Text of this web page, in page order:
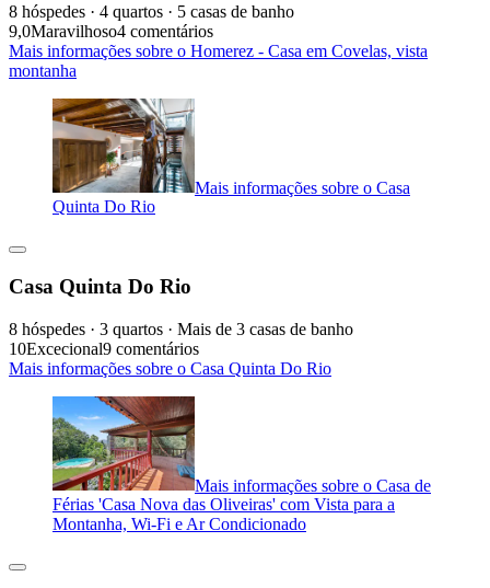
8 hóspedes · 4 quartos · 5 casas de banho
9,0Maravilhoso4 comentários
Mais informações sobre o Homerez - Casa em Covelas, vista
montanha
Mais informações sobre o Casa
Quinta Do Rio
Casa Quinta Do Rio
8 hóspedes · 3 quartos · Mais de 3 casas de banho
10Excecional9 comentários
Mais informações sobre o Casa Quinta Do Rio
Mais informações sobre o Casa de
Férias 'Casa Nova das Oliveiras' com Vista para a
Montanha, Wi-Fi e Ar Condicionado